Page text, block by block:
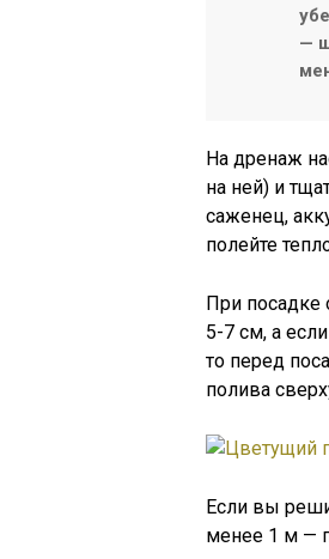
—
На дренаж
на ней) и
саженец,
полейте
При посадке
5-7 см, а
то перед
полива
Если вы
менее 1 м —